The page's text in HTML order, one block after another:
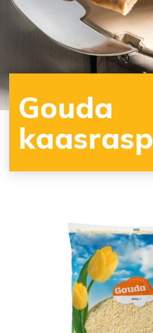
Gouda
kaasrasp